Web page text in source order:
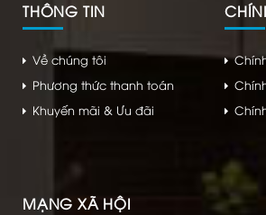
THÔNG TIN
Về chúng tôi
Phương thức thanh toán
Khuyến mãi & Ưu đãi
MẠNG XÃ HỘI